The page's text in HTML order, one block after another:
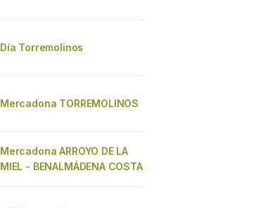
Día Torremolinos
Mercadona TORREMOLINOS
Mercadona ARROYO DE LA
MIEL - BENALMÁDENA COSTA